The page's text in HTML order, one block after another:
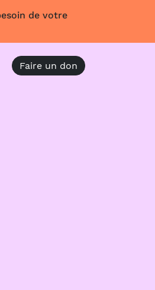
de votre
Faire un don